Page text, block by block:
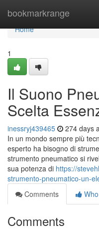
bookmarkrange
Home
Home
1
Il Suono
Scelta
inessryj439465 274 days
In un mondo sempre più
esperto ha bisogno di
strumento pneumatico si
sua potenza di https://
strumento-pneumatico-un-
Comments
Comments